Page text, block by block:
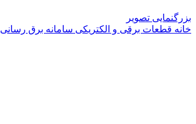
بزرگنمایی تصویر
خانه قطعات برقی و الکتریکی سامانه برق رسانی